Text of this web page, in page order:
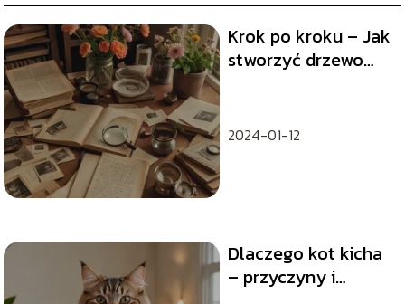
Krok po kroku – Jak
stworzyć drzewo
2024-01-12
Dlaczego kot kicha
– przyczyny i